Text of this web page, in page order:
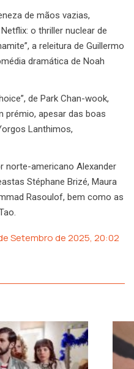
de mãos vazias,
o thriller nuclear de
a releitura de Guillermo
dramática de Noah
de Park Chan-wook,
prémio, apesar das boas
Lanthimos,
norte-americano Alexander
Stéphane Brizé, Maura
Rasoulof, bem como as
Setembro de 2025, 20:02